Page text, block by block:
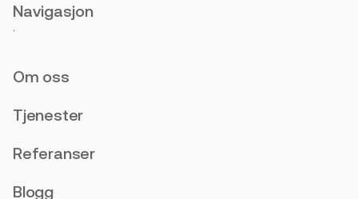
Navigasjon
.
Om oss
Tjenester
Referanser
Blogg